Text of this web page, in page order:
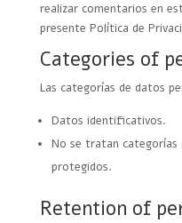
realizar comentarios en
presente Política de
Categories of
Las categorías de datos
Datos identificativos.
No se tratan categorías
protegidos.
Retention of